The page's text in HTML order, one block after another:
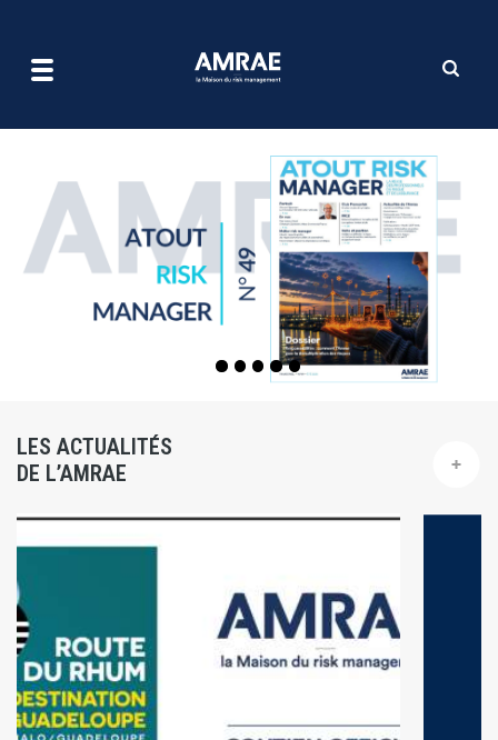
contenu
LES ACTUALITÉS
DE L’AMRAE